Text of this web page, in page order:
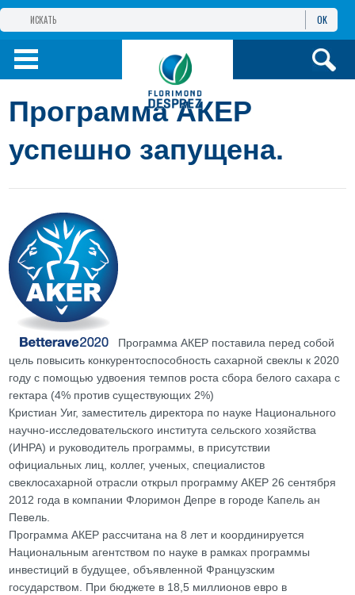
ГРУППА КОМПАНИЙ ФЛОРИМОН
ДЕПРЕ
ФЛОРИМОН ДЕПРЕ ЕВРАЗИЯ
ПРОДУКТЫ
OK
Программа АКЕР
успешно запущена.
Программа АКЕР поставила перед собой
цель повысить конкурентоспособность сахарной свеклы к 2020
году с помощью удвоения темпов роста сбора белого сахара с
гектара (4% против существующих 2%)
Кристиан Уиг, заместитель директора по науке Национального
научно-исследовательского института сельского хозяйства
(ИНРА) и руководитель программы, в присутствии
официальных лиц, коллег, ученых, специалистов
свеклосахарной отрасли открыл программу АКЕР 26 сентября
2012 года в компании Флоримон Депре в городе Капель ан
Певель.
Программа АКЕР рассчитана на 8 лет и координируется
Национальным агентством по науке в рамках программы
инвестиций в будущее, объявленной Французским
государством. При бюджете в 18,5 миллионов евро в